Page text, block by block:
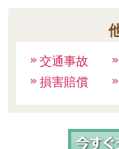
交通事故
損害賠償